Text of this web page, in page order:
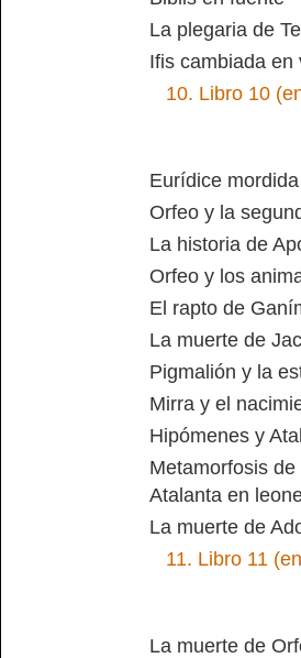
La plegaria de
Ifis cambiada en
10. Libro 10
Eurídice
Orfeo y la
La historia de
Orfeo y los
El rapto de
La muerte de
Pigmalión y la
Mirra y el
Hipómenes y
Metamorfosis
Atalanta en
La muerte de
11. Libro 11
La muerte de